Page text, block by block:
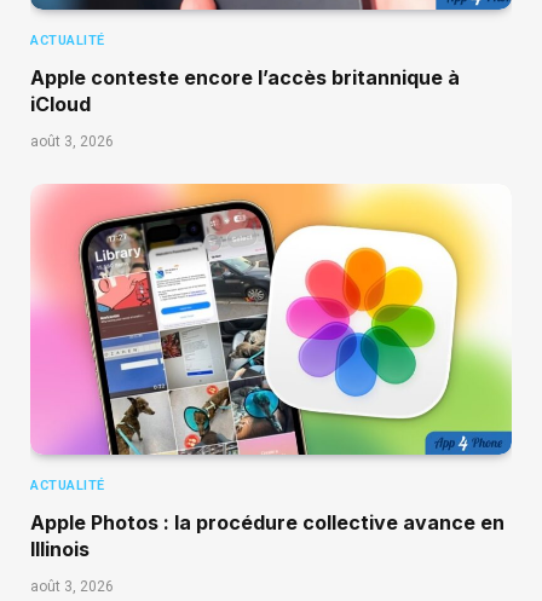
ACTUALITÉ
Apple conteste encore l’accès britannique à
iCloud
août 3, 2026
ACTUALITÉ
Apple Photos : la procédure collective avance en
Illinois
août 3, 2026